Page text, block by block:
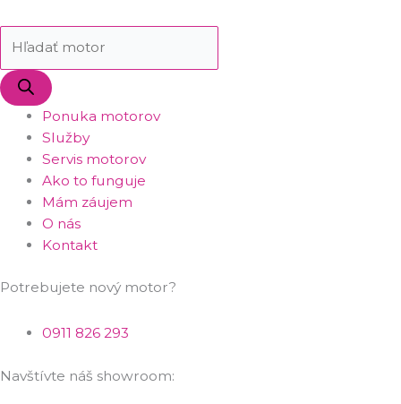
Ponuka motorov
Služby
Servis motorov
Ako to funguje
Mám záujem
O nás
Kontakt
Potrebujete nový motor?
0911 826 293
Navštívte náš showroom: